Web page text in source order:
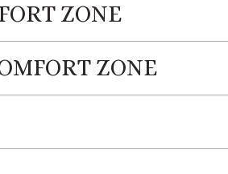
ZONE
ZONE